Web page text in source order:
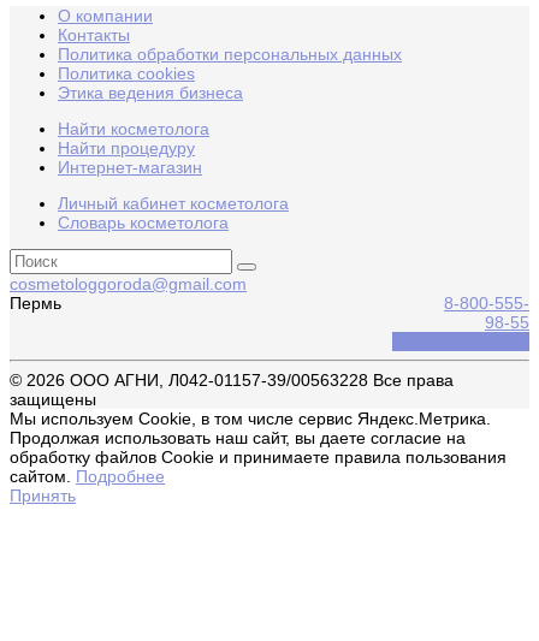
О компании
Контакты
Политика обработки персональных данных
Политика cookies
Этика ведения бизнеса
Найти косметолога
Найти процедуру
Интернет-магазин
Личный кабинет косметолога
Словарь косметолога
cosmetologgoroda@gmail.com
Пермь
8-800-555-
98-55
© 2026 ООО АГНИ, Л042-01157-39/00563228 Все права
защищены
Мы используем Cookie, в том числе сервис Яндекс.Метрика.
Продолжая использовать наш сайт, вы даете согласие на
обработку файлов Cookie и принимаете правила пользования
сайтом. Подробнее
Принять